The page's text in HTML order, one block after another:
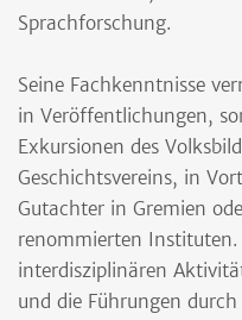
Sprachforschung.
Seine Fachkenntnisse
in Veröffentlichungen,
Exkursionen des
Geschichtsvereins, in
Gutachter in Gremien
renommierten Instituten.
interdisziplinären
und die Führungen